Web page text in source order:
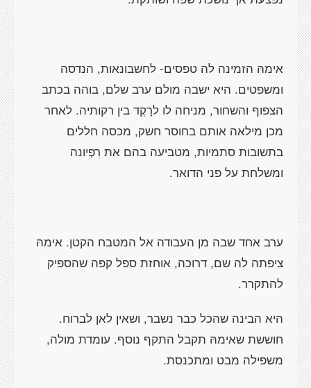
אימהּ הזמינה לה טפסים- לחשבונאות, הנדסה
ומשפטים. היא ישבה מולם ערב שלם, בוהה בכתב
הצפוף והשחור, מניחה לו לרָקֶד בין רקותיה. לאחר
מכן מילאה אותם בחוסר חשק, מכסה חללים
בתשובות סתמיות, מטביעה בהם את רִפְיונה
ומשלחת על פני הדואר.
ערב אחד שבה מן העבודה אל המטבח הקטן. אימהּ
ציפתה לה שם, דרוכה, אוחזת ספל קפה שהספיק
להתקרר.
היא הבינה שהכל כבר נשבר, ושאין לאן לברוח.
חוששת שאימהּ תקבל התקף נוסף. עומדת מולה,
משפילה מבט ומתכנסת.